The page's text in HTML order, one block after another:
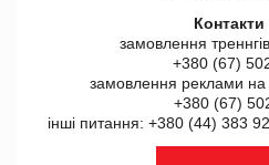
замовлення
+380 (67)
замовлення реклами на
+380 (67)
інші питання: +380 (44) 383